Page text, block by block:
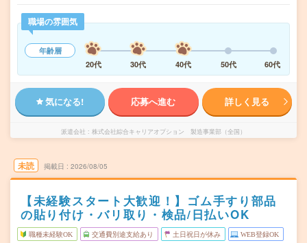
職場の雰囲気
年齢層
20代
30代 40代 50代 60代
気になる! 応募へ進む 詳しく見る
派遣会社 株式会社綜合キャリアオプション 製造事業部（全国）
未読 掲載日 2026/08/05
【未経験スタート大歓迎！】ゴム手すり部品
の貼り付け・バリ取り・検品/日払いOK
職種未経験OK 交通費別途支給あり 土日祝日が休み WEB登録OK